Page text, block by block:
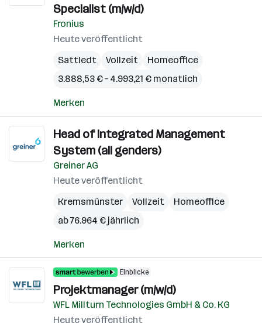
Specialist (m/w/d)
Fronius
Heute veröffentlicht
Sattledt
Vollzeit
Homeoffice
3.888,53 € – 4.993,21 € monatlich
Merken
Head of Integrated Management
System (all genders)
Greiner AG
Heute veröffentlicht
Kremsmünster
Vollzeit
Homeoffice
ab 76.964 € jährlich
Merken
Einblicke
Projektmanager (m/w/d)
WFL Millturn Technologies GmbH & Co. KG
Heute veröffentlicht